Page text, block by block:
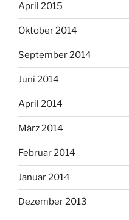
April 2015
Oktober 2014
September 2014
Juni 2014
April 2014
März 2014
Februar 2014
Januar 2014
Dezember 2013